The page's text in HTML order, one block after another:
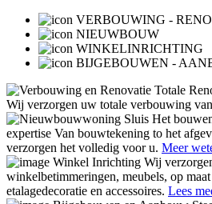
VERBOUWING -
NIEUWBOUW
WINKELINRICHTING
BIJGEBOUWEN -
Totale
Wij verzorgen uw totale verbouwing
Het
expertise Van bouwtekening to het
verzorgen het volledig voor u. Meer
Winkel Inrichting Wij
winkelbetimmeringen, meubels, op maat
etalagedecoratie en accessoires. Lees